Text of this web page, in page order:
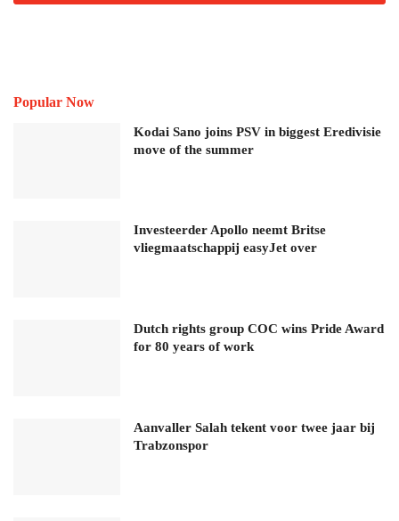
Popular Now
Kodai Sano joins PSV in biggest Eredivisie
move of the summer
Investeerder Apollo neemt Britse
vliegmaatschappij easyJet over
Dutch rights group COC wins Pride Award
for 80 years of work
Aanvaller Salah tekent voor twee jaar bij
Trabzonspor